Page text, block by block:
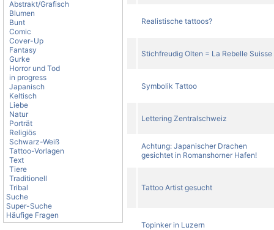
Abstrakt/Grafisch
Blumen
Bunt
Comic
Cover-Up
Fantasy
Gurke
Horror und Tod
in progress
Japanisch
Keltisch
Liebe
Natur
Porträt
Religiös
Schwarz-Weiß
Tattoo-Vorlagen
Text
Tiere
Traditionell
Tribal
Suche
Super-Suche
Häufige Fragen
Realistische tattoos?
Stichfreudig Olten = La Rebelle Suisse
Symbolik Tattoo
Lettering Zentralschweiz
Achtung: Japanischer Drachen
gesichtet in Romanshorner Hafen!
Tattoo Artist gesucht
Topinker in Luzern